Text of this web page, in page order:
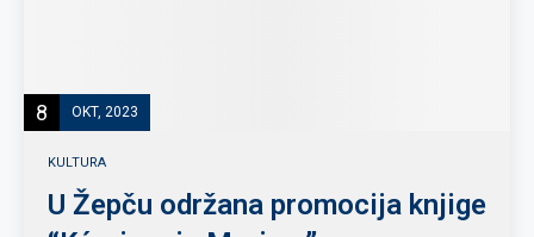
8 OKT, 2023
KULTURA
U Žepču održana promocija knjige